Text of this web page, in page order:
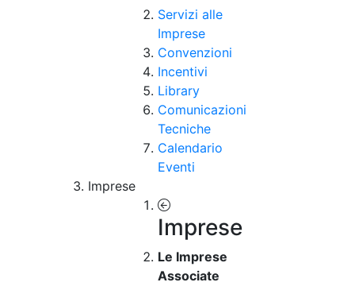
Servizi alle
Imprese
Convenzioni
Incentivi
Library
Comunicazioni
Tecniche
Calendario
Eventi
Imprese
Imprese
Le Imprese
Associate